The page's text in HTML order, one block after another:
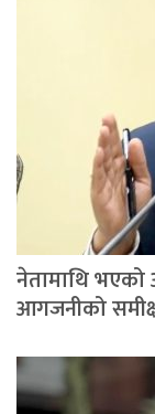
नेतामाथि
आगजनीको